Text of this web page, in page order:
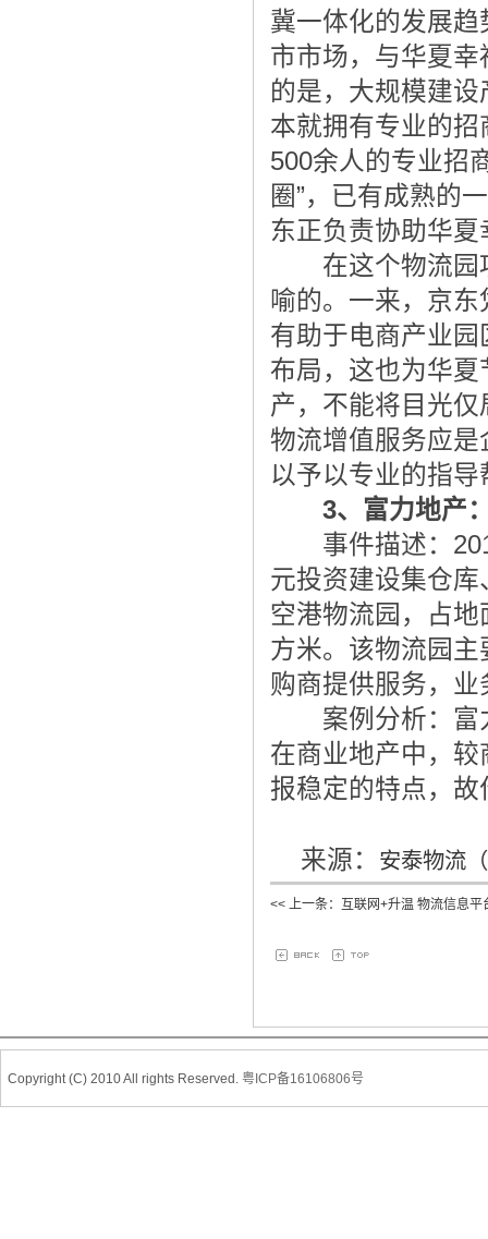
冀一体化的发展趋
市市场，与华夏幸
的是，大规模建
本就拥有专业的
500余人的专业招
圈”，已有成熟的
东正负责协助华
在这个物流园项
喻的。一来，京
有助于电商产业
布局，这也为华
产，不能将目光
物流增值服务应
以予以专业的指
3、富力地产
事件描述：
元投资建设集仓
空港物流园，占
方米。该物流园
购商提供服务，
案例分析：富力
在商业地产中，
报稳定的特点，
来源： 安泰物流
<< 上一条：互联网+升温 物流信息平
Copyright (C) 2010 All rights Reserved. 粤ICP备16106806号